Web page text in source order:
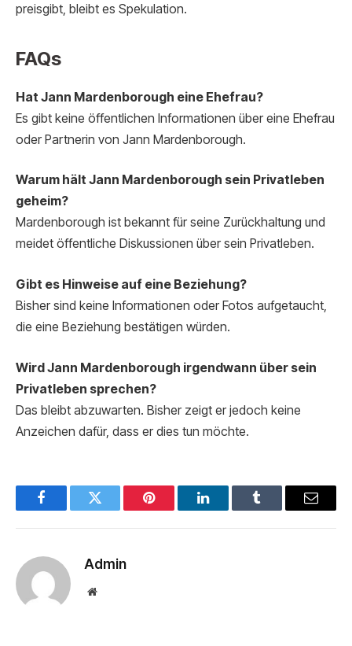
preisgibt, bleibt es Spekulation.
FAQs
Hat Jann Mardenborough eine Ehefrau?
Es gibt keine öffentlichen Informationen über eine Ehefrau
oder Partnerin von Jann Mardenborough.
Warum hält Jann Mardenborough sein Privatleben
geheim?
Mardenborough ist bekannt für seine Zurückhaltung und
meidet öffentliche Diskussionen über sein Privatleben.
Gibt es Hinweise auf eine Beziehung?
Bisher sind keine Informationen oder Fotos aufgetaucht,
die eine Beziehung bestätigen würden.
Wird Jann Mardenborough irgendwann über sein
Privatleben sprechen?
Das bleibt abzuwarten. Bisher zeigt er jedoch keine
Anzeichen dafür, dass er dies tun möchte.
FacebookTwitter Pinterest LinkedInTumblr Email
Admin
Website